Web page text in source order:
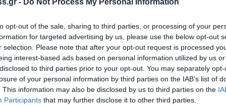
- Do Not Process My Personal Information
opt-out of the sale, sharing to third parties, or processing of your
for targeted advertising by us, please use the below opt-out
selection. Please note that after your opt-out request is processed
interest-based ads based on personal information utilized by us
to third parties prior to your opt-out. You may separately
of your personal information by third parties on the IAB’s list of
This information may also be disclosed by us to third parties on the
Participants that may further disclose it to other third parties.
στον Ημιμαραθώνιο αγώνα με χρόνο 1
ήταν ο
. Στις γυναίκες νικήτρια ήταν η Λαμπρινή
δευτερόλεπτα. Δεύτερη ήταν ηΜάτα
κατέκτησαν οιΑλέξανδρος
Δεύτερος ήταν ο Νικόλαος